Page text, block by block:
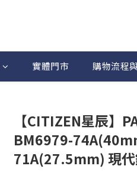
實體門市 購物流程
【CITIZEN星辰】
BM6979-
71A(27.5mm) 現